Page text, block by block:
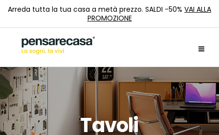
Arreda tutta la tua casa a metà prezzo. SALDI -50% VAI ALLA
PROMOZIONE
Tavoli